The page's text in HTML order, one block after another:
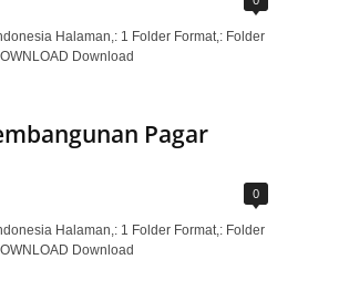
Halaman,: 1 Folder Format,: Folder
Download
Pagar
0
Halaman,: 1 Folder Format,: Folder
Download